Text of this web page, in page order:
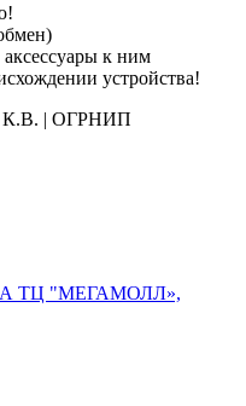
к ним
устройства!
К.В. | ОГРНИП
ТЦ "МЕГАМОЛЛ»,